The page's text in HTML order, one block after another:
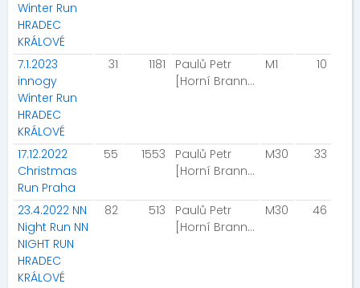
Winter Run
HRADEC
KRÁLOVÉ
7.1.2023
innogy
Winter Run
HRADEC
KRÁLOVÉ
31 1181
Paulů Petr
[Horní Branná]
M1 10
17.12.2022
Christmas
Run Praha
55 1553
Paulů Petr
[Horní Branná]
M30 33
23.4.2022 NN
Night Run NN
NIGHT RUN
HRADEC
KRÁLOVÉ
82 513
Paulů Petr
[Horní Branná]
M30 46